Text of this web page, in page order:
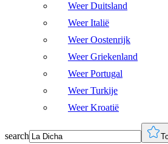
Weer Duitsland
Weer Italië
Weer Oostenrijk
Weer Griekenland
Weer Portugal
Weer Turkije
Weer Kroatië
search